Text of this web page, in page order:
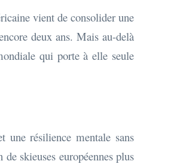
vient de consolider une
deux ans. Mais au-delà
qui porte à elle seule
une résilience mentale sans
skieuses européennes plus